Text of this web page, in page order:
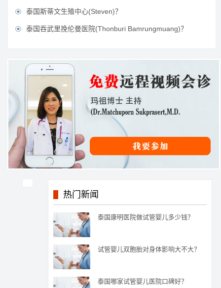
 泰国斯蒂文生殖中心(Steven)？
 泰国吞武里挽伦曼医院(Thonburi Bamrungmuang)？
热门新闻
泰国康明医院做试管婴儿多少钱？
试管婴儿双胞胎对身体影响大不大？
泰国哪家试管婴儿医院口碑好？